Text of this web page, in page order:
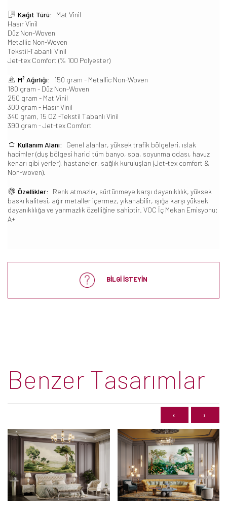
Kağıt Türü:
Mat Vinil
Hasır Vinil
Düz Non-Woven
Metallic Non-Woven
Tekstil-Tabanlı Vinil
Jet-tex Comfort (% 100 Polyester)
M² Ağırlığı:
150 gram - Metallic Non-Woven
180 gram - Düz Non-Woven
250 gram - Mat Vinil
300 gram - Hasır Vinil
340 gram, 15 OZ -Tekstil Tabanlı Vinil
390 gram - Jet-tex Comfort
Kullanım Alanı:
Genel alanlar, yüksek trafik bölgeleri, ıslak
hacimler (duş bölgesi harici tüm banyo, spa, soyunma odası, havuz
kenarı gibi yerler), hastaneler, sağlık kuruluşları (Jet-tex comfort &
Non-woven).
Özellikler:
Renk atmazlık, sürtünmeye karşı dayanıklılık, yüksek
baskı kalitesi, ağır metaller içermez, yıkanabilir, ışığa karşı yüksek
dayanıklılığa ve yanmazlık özelliğine sahiptir. VOC İç Mekan Emisyonu:
A+
BİLGİ İSTEYİN
Benzer Tasarımlar
‹ ›